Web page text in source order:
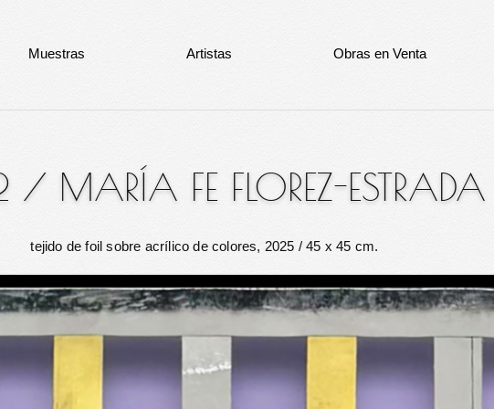
Muestras Artistas Obras en Venta
/ MARÍA FE FLOREZ-ESTRADA
tejido de foil sobre acrílico de colores, 2025 / 45 x 45 cm.